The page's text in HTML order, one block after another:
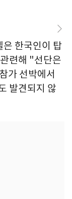
한국인이 탑
련해 "선단은
가 선박에서
발견되지 않